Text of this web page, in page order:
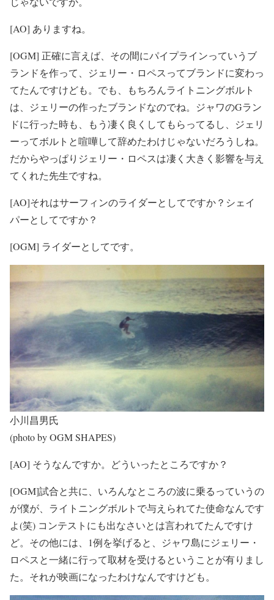
[AO] ありますね。
[OGM] 正確に言えば、その間にパイプラインっていうブ
ランドを作って、ジェリー・ロペスってブランドに変わっ
てたんですけども。でも、もちろんライトニングボルト
は、ジェリーの作ったブランドなのでね。ジャワのGラン
ドに行った時も、もう凄く良くしてもらってるし、ジェリ
ーってボルトと喧嘩して辞めたわけじゃないだろうしね。
だからやっぱりジェリー・ロペスは凄く大きく影響を与え
てくれた先生ですね。
[AO]それはサーフィンのライダーとしてですか？シェイ
パーとしてですか？
[OGM] ライダーとしてです。
小川昌男氏
(photo by OGM SHAPES)
[AO] そうなんですか。どういったところですか？
[OGM]試合と共に、いろんなところの波に乗るっていうの
が僕が、ライトニングボルトで与えられてた使命なんです
よ(笑) コンテストにも出なさいとは言われてたんですけ
ど。その他には、1例を挙げると、ジャワ島にジェリー・
ロペスと一緒に行って取材を受けるということが有りまし
た。それが映画になったわけなんですけども。